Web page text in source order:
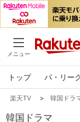
メニュー
トップ パ・リー
楽天TV > 韓国ドラ
韓国ドラマ